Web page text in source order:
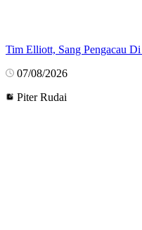
Tim Elliott, Sang Pengacau
07/08/2026
Piter Rudai